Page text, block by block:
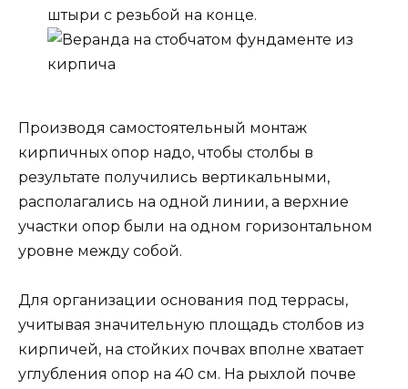
штыри с резьбой на конце.
Производя самостоятельный монтаж
кирпичных опор надо, чтобы столбы в
результате получились вертикальными,
располагались на одной линии, а верхние
участки опор были на одном горизонтальном
уровне между собой.
Для организации основания под террасы,
учитывая значительную площадь столбов из
кирпичей, на стойких почвах вполне хватает
углубления опор на 40 см. На рыхлой почве